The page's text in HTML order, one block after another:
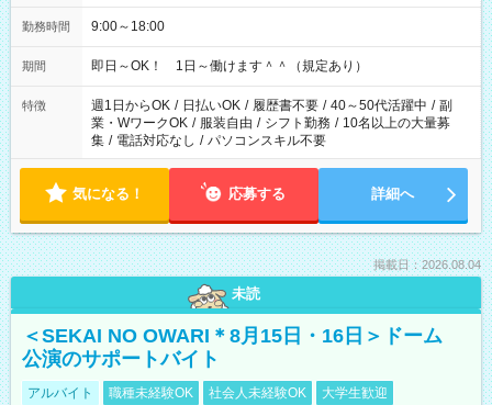
勤務時間 9:00～18:00
期間 即日～OK！ 1日～働けます＾＾（規定あり）
特徴 週1日からOK / 日払いOK / 履歴書不要 / 40～50代活躍中 / 副
業・WワークOK / 服装自由 / シフト勤務 / 10名以上の大量募
集 / 電話対応なし / パソコンスキル不要
気になる！ 応募する 詳細へ
掲載日：2026.08.04
未読
＜SEKAI NO OWARI＊8月15日・16日＞ドーム
公演のサポートバイト
アルバイト 職種未経験OK 社会人未経験OK
大学生歓迎